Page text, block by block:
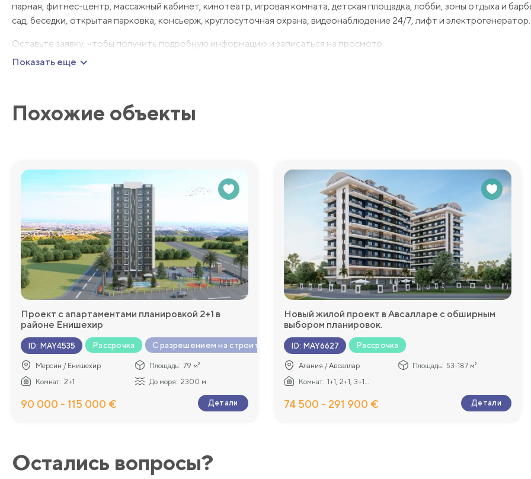
парная, фитнес-центр, массажный кабинет, кинотеатр, игровая комната, детская площадка, лобби, зоны отдыха и
сад, беседки, открытая парковка, консьерж, круглосуточная охрана, видеонаблюдение 24/7, лифт и электрогенератор.
Оставьте заявку, чтобы получить подробную информацию и записаться на просмотр.
Показать еще
Похожие объекты
Проект с апартаментами планировкой 2+1 в
районе Енишехир
ID: MAY4535 Рассрочка С разрешением на строительство
Мерсин / Енишехир Площадь: 79 м²
Комнат: 2+1 До моря: 2300 м
90 000 - 115 000 € Детали
Новый жилой проект в Авсалларе с обширным
выбором планировок.
ID: MAY6627 Рассрочка
Алания / Авсаллар Площадь: 53-187 м²
Комнат: 1+1, 2+1, 3+1...
74 500 - 291 900 € Детали
Остались вопросы?